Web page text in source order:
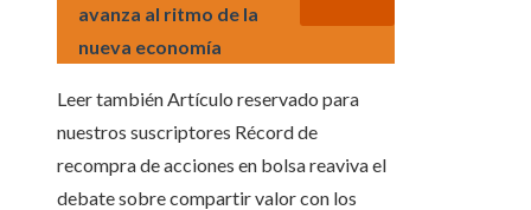
avanza al ritmo de la
nueva economía
Leer tambiénArtículo reservado para
nuestros suscriptores Récord de
recompra de acciones en bolsa reaviva el
debate sobre compartir valor con los